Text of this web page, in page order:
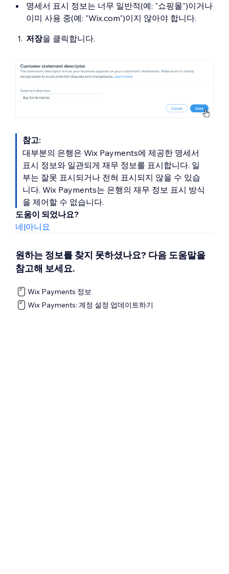
명세서 표시 정보는 너무 일반적(예: "쇼핑몰")이거나
이미 사용 중(예: "Wix.com")이지 않아야 합니다.
저장을 클릭합니다.
참고:
대부분의 은행은 Wix Payments에 제공한 명세서
표시 정보와 일관되게 재무 정보를 표시합니다. 일
부는 잘못 표시되거나 전혀 표시되지 않을 수 있습
니다. Wix Payments는 은행의 재무 정보 표시 방식
을 제어할 수 없습니다.
도움이 되었나요?
네|아니요
원하는 정보를 찾지 못하셨나요? 다음 도움말을
참고해 보세요.
Wix Payments 정보
Wix Payments: 계정 설정 업데이트하기